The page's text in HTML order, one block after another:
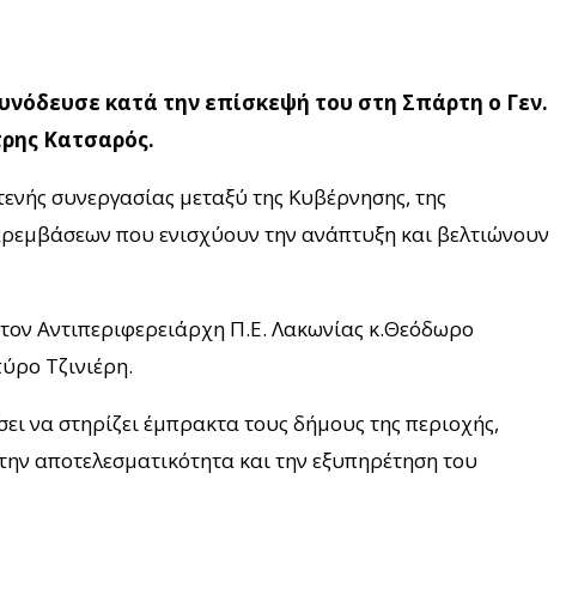
κατά την επίσκεψή του στη Σπάρτη ο Γεν.
Κατσαρός.
συνεργασίας μεταξύ της Κυβέρνησης, της
που ενισχύουν την ανάπτυξη και βελτιώνουν
Αντιπεριφερειάρχη Π.Ε. Λακωνίας κ.Θεόδωρο
Τζινιέρη.
να στηρίζει έμπρακτα τους δήμους της περιοχής,
αποτελεσματικότητα και την εξυπηρέτηση του